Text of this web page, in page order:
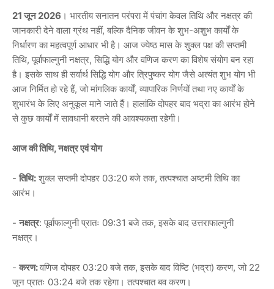
21 जून 2026 । भारतीय सनातन परंपरा में पंचांग केवल तिथि और नक्षत्र की
जानकारी देने वाला ग्रंथ नहीं, बल्कि दैनिक जीवन के शुभ-अशुभ कार्यों के
निर्धारण का महत्वपूर्ण आधार भी है। आज ज्येष्ठ मास के शुक्ल पक्ष की सप्तमी
तिथि, पूर्वाफाल्गुनी नक्षत्र, सिद्धि योग और वणिज करण का विशेष संयोग बन रहा
है। इसके साथ ही सर्वार्थ सिद्धि योग और त्रिपुष्कर योग जैसे अत्यंत शुभ योग भी
आज निर्मित हो रहे हैं, जो मांगलिक कार्यों, व्यापारिक निर्णयों तथा नए कार्यों के
शुभारंभ के लिए अनुकूल माने जाते हैं। हालांकि दोपहर बाद भद्रा का आरंभ होने
से कुछ कार्यों में सावधानी बरतने की आवश्यकता रहेगी।
आज की तिथि, नक्षत्र एवं योग
- तिथि: शुक्ल सप्तमी दोपहर 03:20 बजे तक, तत्पश्चात अष्टमी तिथि का
आरंभ।
- नक्षत्र: पूर्वाफाल्गुनी प्रातः 09:31 बजे तक, इसके बाद उत्तराफाल्गुनी
नक्षत्र।
- करण:वणिज दोपहर 03:20 बजे तक, इसके बाद विष्टि (भद्रा) करण, जो 22
जून प्रातः 03:24 बजे तक रहेगा। तत्पश्चात बव करण।